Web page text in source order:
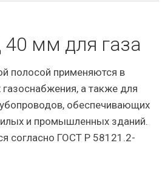
мм для газа
полосой применяются в
газоснабжения, а также для
обеспечивающих
и промышленных зданий.
согласно ГОСТ Р 58121.2-